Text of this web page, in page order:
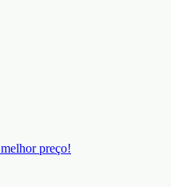
melhor preço!